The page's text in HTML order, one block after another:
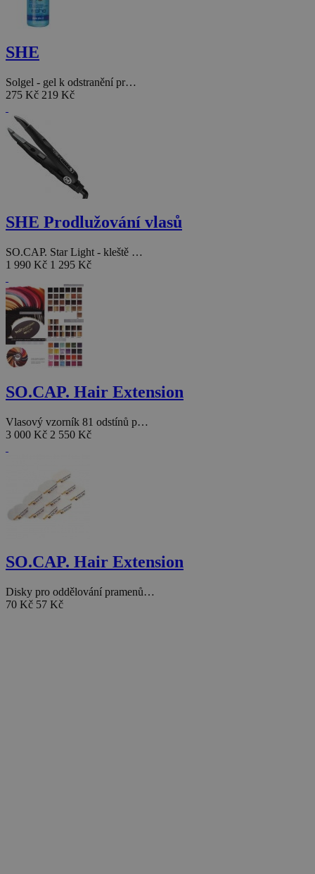
SHE
Solgel - gel k odstranění pr…
275 Kč 219 Kč
SHE Prodlužování vlasů
SO.CAP. Star Light - kleště …
1 990 Kč 1 295 Kč
SO.CAP. Hair Extension
Vlasový vzorník 81 odstínů p…
3 000 Kč 2 550 Kč
SO.CAP. Hair Extension
Disky pro oddělování pramenů…
70 Kč 57 Kč